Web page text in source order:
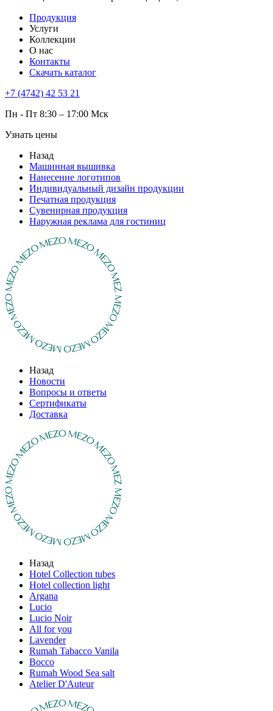
Продукция
Услуги
Коллекции
О нас
Контакты
Скачать каталог
+7 (4742) 42 53 21
Пн - Пт 8:30 – 17:00 Мск
Узнать цены
Назад
Машинная вышивка
Нанесение логотипов
Индивидуальный дизайн продукции
Печатная продукция
Сувенирная продукция
Наружная реклама для гостиниц
Назад
Новости
Вопросы и ответы
Сертификаты
Доставка
Назад
Hotel Collection tubes
Hotel collection light
Argana
Lucio
Lucio Noir
All for you
Lavender
Rumah Tabacco Vanila
Bocco
Rumah Wood Sea salt
Atelier D'Auteur